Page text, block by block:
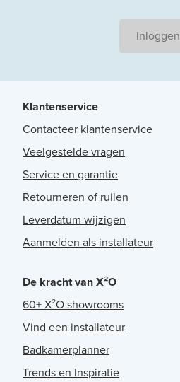
Inloggen
Klantenservice
Contacteer klantenservice
Veelgestelde vragen
Service en garantie
Retourneren of ruilen
Leverdatum wijzigen
Aanmelden als installateur
De kracht van X²O
60+ X²O showrooms
Vind een installateur
Badkamerplanner
Trends en Inspiratie